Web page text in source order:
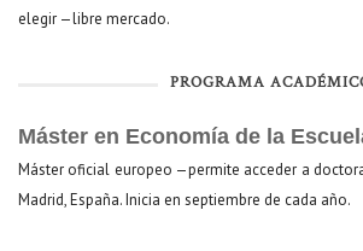
elegir —libre mercado.
PROGRAMA
Máster en Economía de la
Máster oficial europeo —permite acceder a
Madrid, España. Inicia en septiembre de cada año.